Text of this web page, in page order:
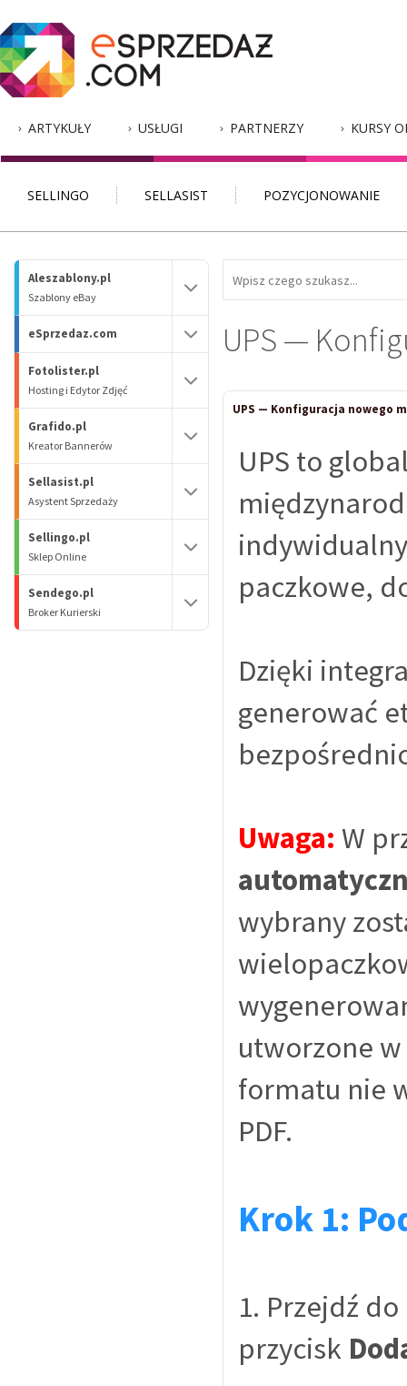
ARTYKUŁY USŁUGI PARTNERZY KURSY
SELLINGO SELLASIST POZYCJONOWANIE
Aleszablony.pl
Szablony eBay
eSprzedaz.com
Fotolister.pl
Hosting i Edytor Zdjęć
Grafido.pl
Kreator Bannerów
Sellasist.pl
Asystent Sprzedaży
Sellingo.pl
Sklep Online
Sendego.pl
Broker Kurierski
UPS —
UPS — Konfiguracja nowego
UPS to
paczkowe,
Dzięki
generować
Uwaga: W
wybrany
utworzone
formatu nie
PDF.
Krok 1:
1. Przejdź do
przycisk